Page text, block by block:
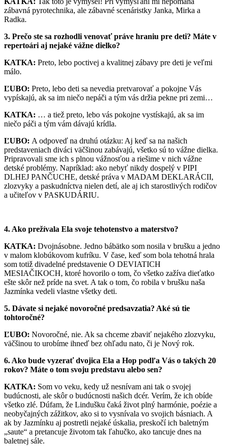
zábavná pyrotechnika, ale zábavné scenáristky Janka, Mirka a
Radka.
3. Prečo ste sa rozhodli venovať práve hraniu pre deti? Máte v
repertoári aj nejaké vážne dielko?
KATKA: Preto, lebo poctivej a kvalitnej zábavy pre deti je veľmi
málo.
ĽUBO: Preto, lebo deti sa nevedia pretvarovať a pokojne Vás
vypískajú, ak sa im niečo nepáči a tým vás držia pekne pri zemi…
KATKA: … a tiež preto, lebo vás pokojne vystískajú, ak sa im
niečo páči a tým vám dávajú krídla.
ĽUBO: A odpoveď na druhú otázku: Aj keď sa na našich
predstaveniach diváci väčšinou zabávajú, všetko sú to vážne dielka.
Pripravovali sme ich s plnou vážnosťou a riešime v nich vážne
detské problémy. Napríklad: ako nebyť nikdy dospelý v PIPI
DLHEJ PANČUCHE, detské práva v MADAM DEKLARÁCII,
zlozvyky a paskudníctva nielen detí, ale aj ich starostlivých rodičov
a učiteľov v PASKUDÁRIU.
4. Ako prežívala Ela svoje tehotenstvo a materstvo?
KATKA: Dvojnásobne. Jedno bábätko som nosila v brušku a jedno
v malom klobúkovom kufríku. V čase, keď som bola tehotná hrala
som totiž divadelné predstavenie O DEVIATICH
MESIAČIKOCH, ktoré hovorilo o tom, čo všetko zažíva dieťatko
ešte skôr než príde na svet. A tak o tom, čo robila v brušku naša
Jazmínka vedeli vlastne všetky deti.
5. Dávate si nejaké novoročné predsavzatia? Aké sú tie
tohtoročné?
ĽUBO: Novoročné, nie. Ak sa chceme zbaviť nejakého zlozvyku,
väčšinou to urobíme ihneď bez ohľadu nato, či je Nový rok.
6. Ako bude vyzerať dvojica Ela a Hop podľa Vás o takých 20
rokov? Máte o tom svoju predstavu alebo sen?
KATKA: Som vo veku, kedy už nesnívam ani tak o svojej
budúcnosti, ale skôr o budúcnosti našich dcér. Verím, že ich obíde
všetko zlé. Dúfam, že Lindušku čaká život plný harmónie, poézie a
neobyčajných zážitkov, ako si to vysnívala vo svojich básniach. A
ak by Jazmínku aj postretli nejaké úskalia, preskočí ich baletným
„saute“ a pretancuje životom tak ľahučko, ako tancuje dnes na
baletnej sále.